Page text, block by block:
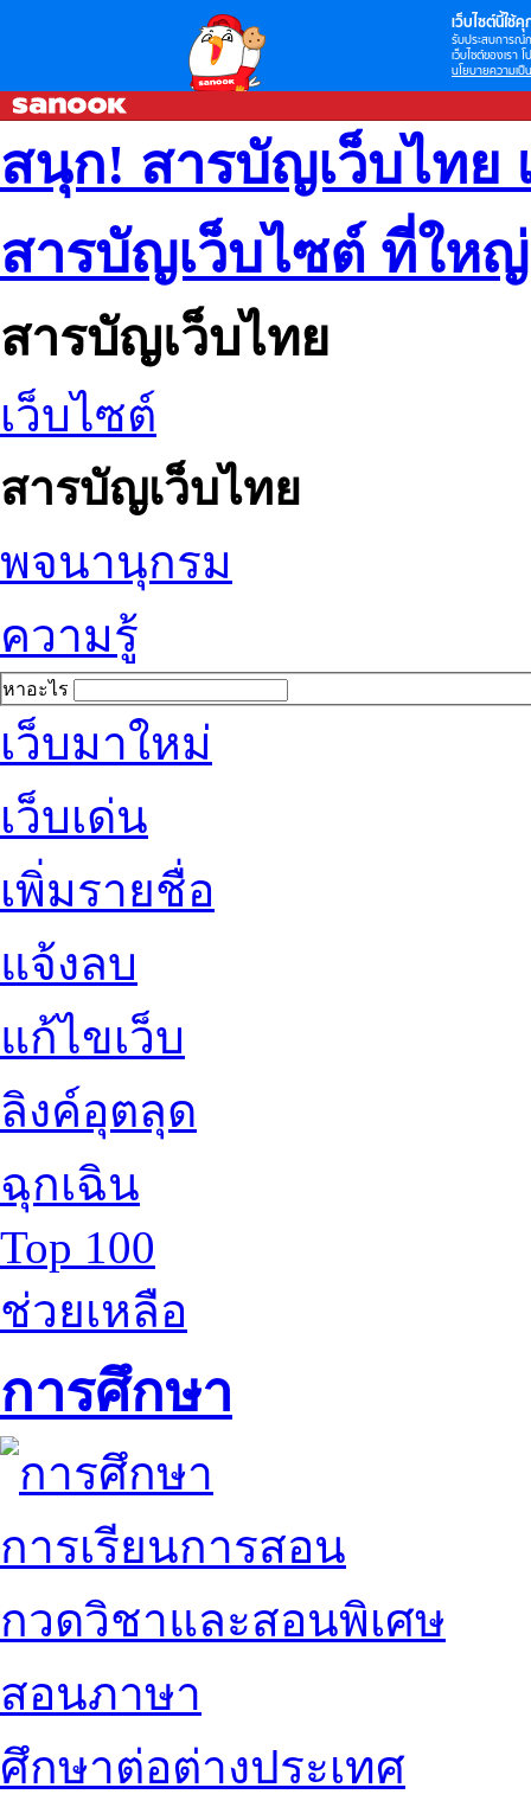
เว็บไซต์นี้ใช้คุ
รับประสบการณ์
เว็บไซต์ของเรา
นโยบายความเป็
สนุก! สารบัญเว็บไทย
สารบัญเว็บไซต์ ที่ให
สารบัญเว็บไทย
เว็บไซต์
สารบัญเว็บไทย
พจนานุกรม
ความรู้
หาอะไร
เว็บมาใหม่
เว็บเด่น
เพิ่มรายชื่อ
แจ้งลบ
แก้ไขเว็บ
ลิงค์อุตลุด
ฉุกเฉิน
Top 100
ช่วยเหลือ
การศึกษา
การเรียนการสอน
กวดวิชาและสอนพิเศษ
สอนภาษา
ศึกษาต่อต่างประเทศ